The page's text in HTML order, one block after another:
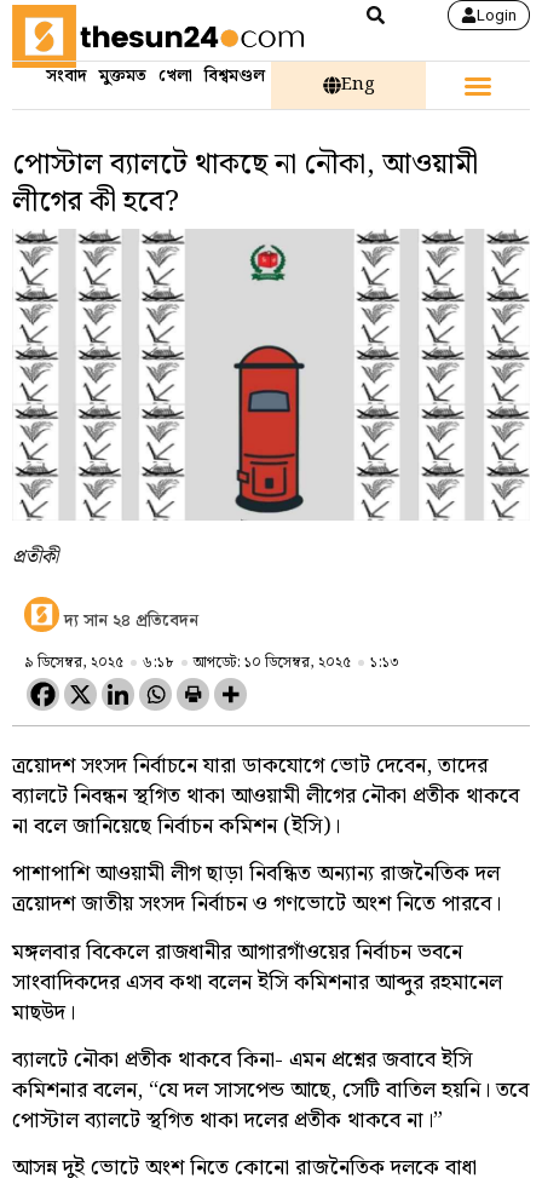
Login
সংবাদ মুক্তমত খেলা বিশ্বমণ্ডল Eng
পোস্টাল ব্যালটে থাকছে না নৌকা, আওয়ামী
লীগের কী হবে?
প্রতীকী
দ্য সান ২৪ প্রতিবেদন
৯ ডিসেম্বর, ২০২৫ ৬:১৮ আপডেট: ১০ ডিসেম্বর, ২০২৫ ১:১৩
ত্রয়োদশ সংসদ নির্বাচনে যারা ডাকযোগে ভোট দেবেন, তাদের
ব্যালটে নিবন্ধন স্থগিত থাকা আওয়ামী লীগের নৌকা প্রতীক থাকবে
না বলে জানিয়েছে নির্বাচন কমিশন (ইসি)।
পাশাপাশি আওয়ামী লীগ ছাড়া নিবন্ধিত অন্যান্য রাজনৈতিক দল
ত্রয়োদশ জাতীয় সংসদ নির্বাচন ও গণভোটে অংশ নিতে পারবে।
মঙ্গলবার বিকেলে রাজধানীর আগারগাঁওয়ের নির্বাচন ভবনে
সাংবাদিকদের এসব কথা বলেন ইসি কমিশনার আব্দুর রহমানেল
মাছউদ।
ব্যালটে নৌকা প্রতীক থাকবে কিনা- এমন প্রশ্নের জবাবে ইসি
কমিশনার বলেন, “যে দল সাসপেন্ড আছে, সেটি বাতিল হয়নি। তবে
পোস্টাল ব্যালটে স্থগিত থাকা দলের প্রতীক থাকবে না।”
আসন্ন দুই ভোটে অংশ নিতে কোনো রাজনৈতিক দলকে বাধা